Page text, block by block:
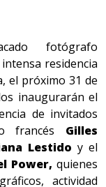
fotógrafo
residencia
el próximo 31 de
inaugurarán el
de invitados
francés Gilles
Lestido y el
Power, quienes
actividad